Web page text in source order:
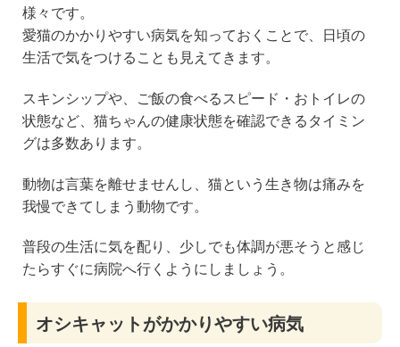
様々です。
愛猫のかかりやすい病気を知っておくことで、日頃の
生活で気をつけることも見えてきます。
スキンシップや、ご飯の食べるスピード・おトイレの
状態など、猫ちゃんの健康状態を確認できるタイミン
グは多数あります。
動物は言葉を離せませんし、猫という生き物は痛みを
我慢できてしまう動物です。
普段の生活に気を配り、少しでも体調が悪そうと感じ
たらすぐに病院へ行くようにしましょう。
オシキャットがかかりやすい病気